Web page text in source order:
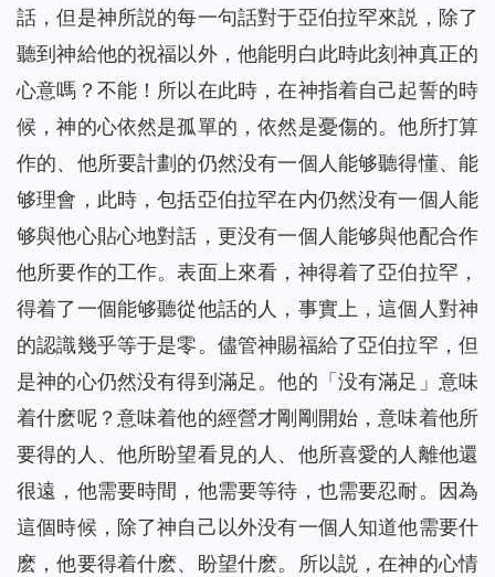
話，但是神所説的每一句話對于亞伯拉罕來説，除了
聽到神給他的祝福以外，他能明白此時此刻神真正的
心意嗎？不能！所以在此時，在神指着自己起誓的時
候，神的心依然是孤單的，依然是憂傷的。他所打算
作的、他所要計劃的仍然没有一個人能够聽得懂、能
够理會，此時，包括亞伯拉罕在内仍然没有一個人能
够與他心貼心地對話，更没有一個人能够與他配合作
他所要作的工作。表面上來看，神得着了亞伯拉罕，
得着了一個能够聽從他話的人，事實上，這個人對神
的認識幾乎等于是零。儘管神賜福給了亞伯拉罕，但
是神的心仍然没有得到滿足。他的「没有滿足」意味
着什麽呢？意味着他的經營才剛剛開始，意味着他所
要得的人、他所盼望看見的人、他所喜愛的人離他還
很遠，他需要時間，他需要等待，也需要忍耐。因為
這個時候，除了神自己以外没有一個人知道他需要什
麽，他要得着什麽、盼望什麽。所以説，在神的心情